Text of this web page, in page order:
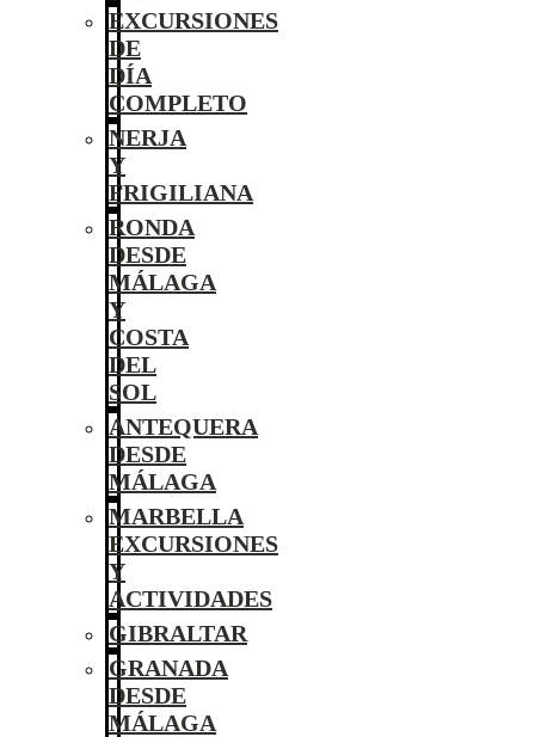
EXCURSIONES
DE
DÍA
COMPLETO
NERJA
Y
FRIGILIANA
RONDA
DESDE
MÁLAGA
Y
COSTA
DEL
SOL
ANTEQUERA
DESDE
MÁLAGA
MARBELLA
EXCURSIONES
Y
ACTIVIDADES
GIBRALTAR
GRANADA
DESDE
MÁLAGA